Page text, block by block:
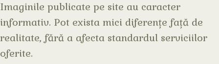
Imaginile publicate pe site au caracter
informativ. Pot exista mici diferențe față de
realitate, fără a afecta standardul serviciilor
oferite.